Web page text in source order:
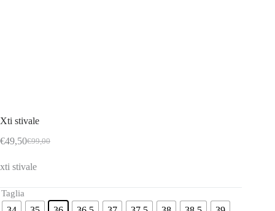
Xti stivale
€99,00
Il
originale
€49,50Il
attuale
xti stivale
Taglia